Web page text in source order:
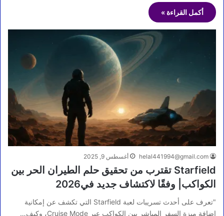
أكمل القراءة »
helal441994@gmail.com أغسطس 9, 2025
Starfield تقترب من تحقيق حلم الطيران الحر بين
الكواكب| وفقًا لاكتشاف جديد في2026
"تعرف على أحدث تسريبات لعبة Starfield التي تكشف عن إمكانية
إضافة ميزة السفر المباشر بين الكواكب عبر Cruise Mode، وكيف…